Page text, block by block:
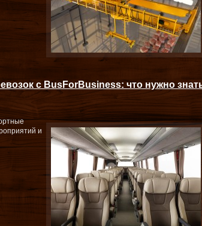
с BusForBusiness: что нужно
и